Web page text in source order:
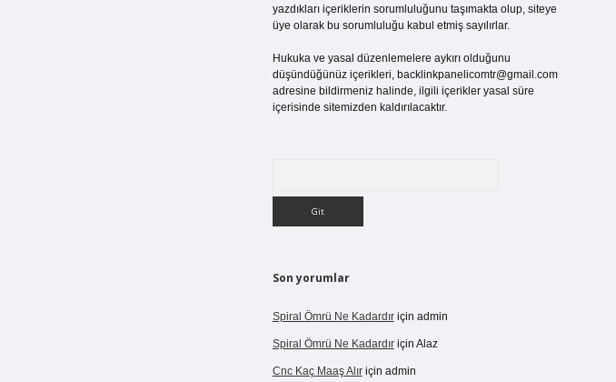
yazdıkları içeriklerin sorumluluğunu taşımakta olup, siteye
üye olarak bu sorumluluğu kabul etmiş sayılırlar.
Hukuka ve yasal düzenlemelere aykırı olduğunu
düşündüğünüz içerikleri, backlinkpanelicomtr@gmail.com
adresine bildirmeniz halinde, ilgili içerikler yasal süre
içerisinde sitemizden kaldırılacaktır.
Son yorumlar
Spiral Ömrü Ne Kadardıriçin admin
Spiral Ömrü Ne Kadardıriçin Alaz
Cnc Kaç Maaş Alıriçin admin